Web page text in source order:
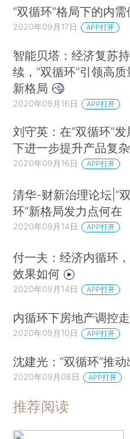
“双循环”格局下的内需
2020年09月17日 APP打开
智能贝塔：经济复苏持
续，“双循环”引领高
新格局
2020年09月16日 APP打开
刘守英：在“双循环”
下进一步提升产品复
2020年09月16日 APP打开
清华-财新治理论坛|“
环”新格局发力点何在
2020年09月14日 APP打开
付一夫：经济内循环
效果如何
2020年09月14日 APP打开
内循环下房地产调控
2020年09月10日 APP打开
沈建光：“双循环”推
2020年09月08日 APP打开
推荐阅读